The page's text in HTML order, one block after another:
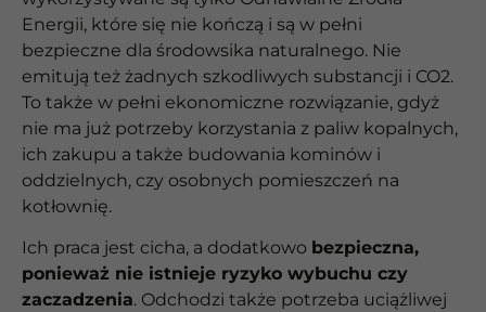
Energii, które się nie kończą i są w pełni
bezpieczne dla środowsika naturalnego. Nie
emitują też żadnych szkodliwych substancji i CO2.
To także w pełni ekonomiczne rozwiązanie, gdyż
nie ma już potrzeby korzystania z paliw kopalnych,
ich zakupu a także budowania kominów i
oddzielnych, czy osobnych pomieszczeń na
kotłownię.
Ich praca jest cicha, a dodatkowo bezpieczna,
ponieważ nie istnieje ryzyko wybuchu czy
zaczadzenia. Odchodzi także potrzeba uciążliwej